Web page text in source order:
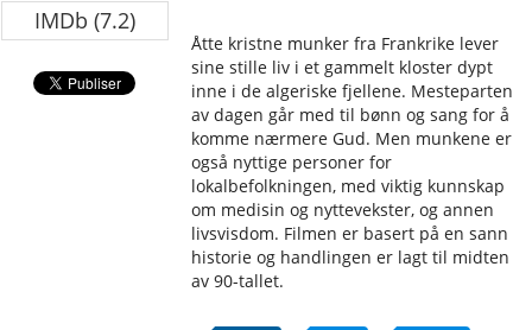
IMDb (7.2)
Åtte kristne munker fra Frankrike lever
sine stille liv i et gammelt kloster dypt
inne i de algeriske fjellene. Mesteparten
av dagen går med til bønn og sang for å
komme nærmere Gud. Men munkene er
også nyttige personer for
lokalbefolkningen, med viktig kunnskap
om medisin og nyttevekster, og annen
livsvisdom. Filmen er basert på en sann
historie og handlingen er lagt til midten
av 90-tallet.